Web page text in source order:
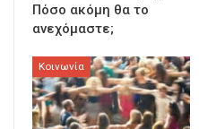
Πόσο ακόμη θα το
ανεχόμαστε;
Κοινωνία